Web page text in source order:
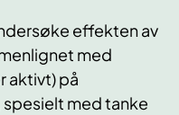
effekten av
med
aktivt) på
med tanke